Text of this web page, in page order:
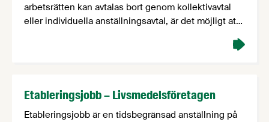
arbetsrätten kan avtalas bort genom kollektivavtal
eller individuella anställningsavtal, är det möjligt att
Etableringsjobb – Livsmedelsföretagen
Etableringsjobb är en tidsbegränsad anställning på